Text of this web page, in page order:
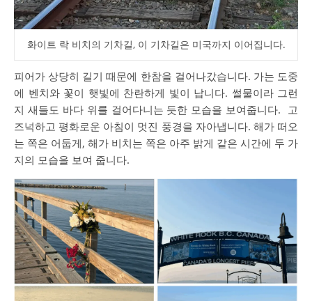
화이트 락 비치의 기차길, 이 기차길은 미국까지 이어집니다.
피어가 상당히 길기 때문에 한참을 걸어나갔습니다. 가는 도중
에 벤치와 꽃이 햇빛에 찬란하게 빛이 납니다. 썰물이라 그런
지 새들도 바다 위를 걸어다니는 듯한 모습을 보여줍니다. 고
즈넉하고 평화로운 아침이 멋진 풍경을 자아냅니다. 해가 떠오
는 쪽은 어둡게, 해가 비치는 쪽은 아주 밝게 같은 시간에 두 가
지의 모습을 보여 줍니다.